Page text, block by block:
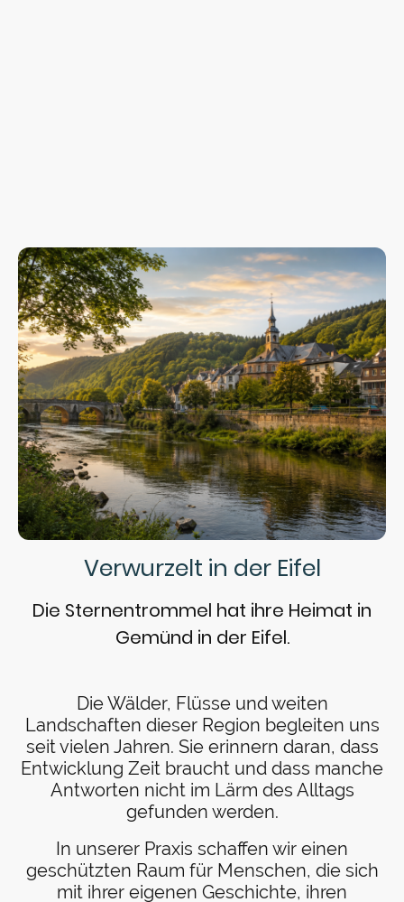
Verwurzelt in der Eifel
Die Sternentrommel hat ihre Heimat in
Gemünd in der Eifel.
Die Wälder, Flüsse und weiten
Landschaften dieser Region begleiten uns
seit vielen Jahren. Sie erinnern daran, dass
Entwicklung Zeit braucht und dass manche
Antworten nicht im Lärm des Alltags
gefunden werden.
In unserer Praxis schaffen wir einen
geschützten Raum für Menschen, die sich
mit ihrer eigenen Geschichte, ihren